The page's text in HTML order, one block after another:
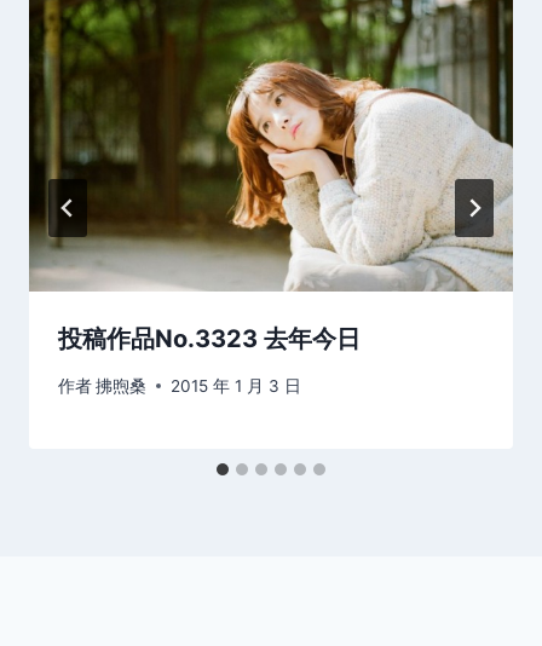
投稿作品No.3323 去年今日
作者拂煦桑 2015 年 1 月 3 日